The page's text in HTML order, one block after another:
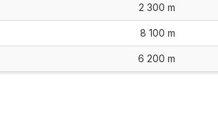
2 300 m
8 100 m
6 200 m